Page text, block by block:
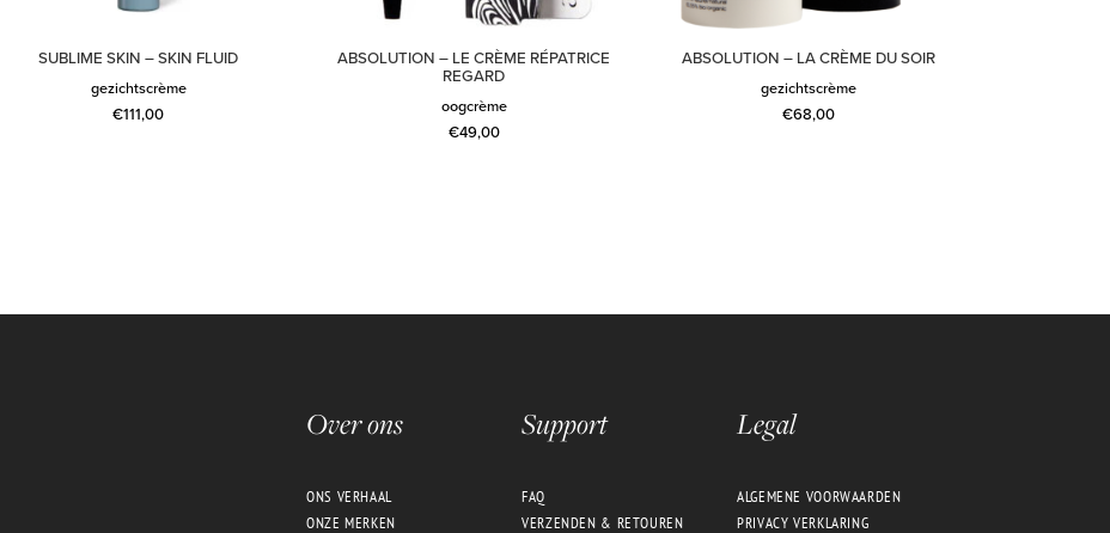
SUBLIME SKIN – SKIN FLUID
gezichtscrème
€111,00
ABSOLUTION – LE CRÈME RÉPATRICE
REGARD
oogcrème
€49,00
ABSOLUTION – LA CRÈME DU SOIR
gezichtscrème
€68,00
Over ons
ONS VERHAAL
ONZE MERKEN
Support
FAQ
VERZENDEN & RETOUREN
Legal
ALGEMENE VOORWAARDEN
PRIVACY VERKLARING